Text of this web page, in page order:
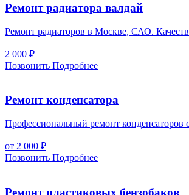
Ремонт радиатора валдай
Ремонт радиаторов в Москве, САО.
2 000 ₽
Позвонить Подробнее
Ремонт конденсатора
Профессиональный ремонт конденсаторов
от 2 000 ₽
Позвонить Подробнее
Ремонт пластиковых бензобаков